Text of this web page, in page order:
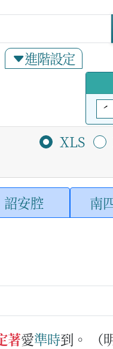
進階設定
ˊ
XLS
詔安腔 南
著愛準時到。